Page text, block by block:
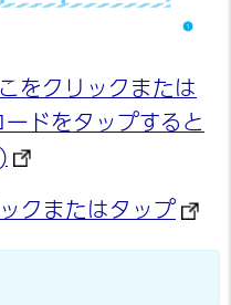
をクリックまたは
ドをタップすると
クまたはタップ